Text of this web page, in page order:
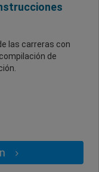
las carreras con
de